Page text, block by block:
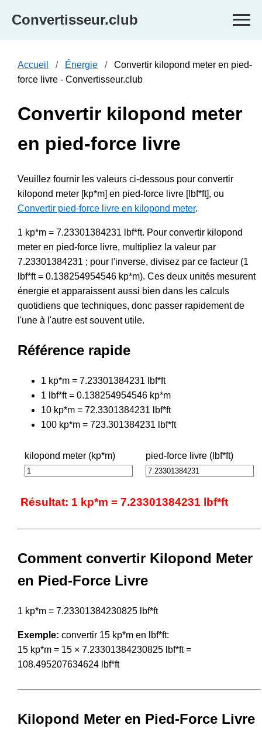
Convertisseur.club
Accueil Énergie
Convertir kilopond meter en pied-
force livre - Convertisseur.club
Convertir kilopond meter
en pied-force livre
Veuillez fournir les valeurs ci-dessous pour convertir
kilopond meter [kp*m] en pied-force livre [lbf*ft], ou
Convertir pied-force livre en kilopond meter.
1 kp*m = 7.23301384231 lbf*ft. Pour convertir kilopond
meter en pied-force livre, multipliez la valeur par
7.23301384231 ; pour l'inverse, divisez par ce facteur (1
lbf*ft = 0.138254954546 kp*m). Ces deux unités mesurent
énergie et apparaissent aussi bien dans les calculs
quotidiens que techniques, donc passer rapidement de
l'une à l'autre est souvent utile.
Référence rapide
1 kp*m = 7.23301384231 lbf*ft
1 lbf*ft = 0.138254954546 kp*m
10 kp*m = 72.3301384231 lbf*ft
100 kp*m = 723.301384231 lbf*ft
kilopond meter (kp*m) pied-force livre (lbf*ft)
Résultat: 1 kp*m = 7.23301384231 lbf*ft
Comment convertir Kilopond Meter
en Pied-Force Livre
1 kp*m = 7.23301384230825 lbf*ft
Exemple: convertir 15 kp*m en lbf*ft:
15 kp*m = 15 × 7.23301384230825 lbf*ft =
108.495207634624 lbf*ft
Kilopond Meter en Pied-Force Livre